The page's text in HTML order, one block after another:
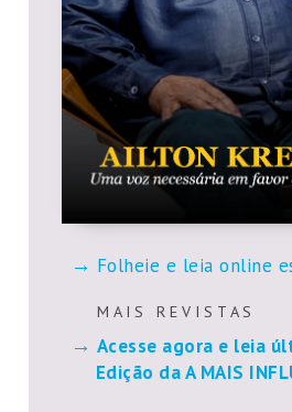
Folheie e leia online
M A I S R E V I S T A S
Acesse agora e leia
Edição da A MAIS